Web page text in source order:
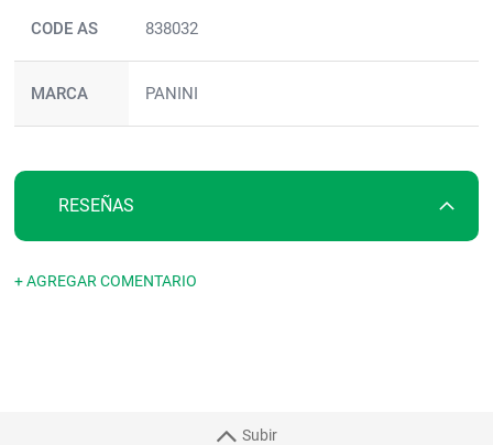
CODE AS 838032
MARCA PANINI
RESEÑAS
+ AGREGAR COMENTARIO
Subir